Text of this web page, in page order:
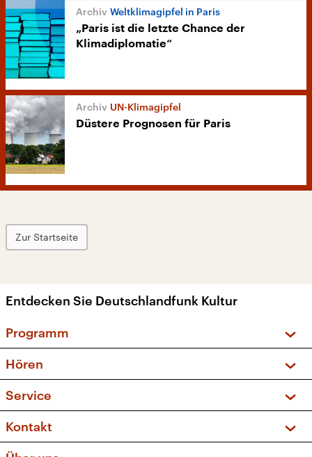
Weltklimagipfel in Paris
„Paris ist die letzte Chance der
Klimadiplomatie“
UN-Klimagipfel
Düstere Prognosen für Paris
Zur Startseite
Entdecken Sie Deutschlandfunk Kultur
Programm
Sendungen und Podcasts
Musikliste
Kakadu – Das Kinderprogramm
Hören
Frequenzen (UKW + DAB+)
Service
FAQ
Apps
Kontakt